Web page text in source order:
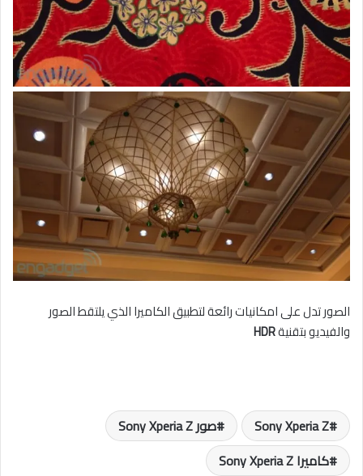
الصور تدل على امكانيات رائعة لتطبيق الكاميرا الذي يلتقط الصور
والفيديو بتقنيةHDR
Sony Xperia Z
صور Sony Xperia Z
كاميرا Sony Xperia Z